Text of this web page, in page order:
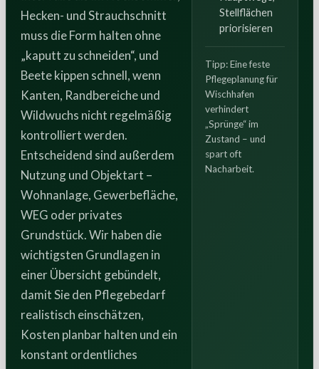
Hecken- und Strauchschnitt
muss die Form halten ohne
„kaputt zu schneiden“, und
Beete kippen schnell, wenn
Kanten, Randbereiche und
Wildwuchs nicht regelmäßig
kontrolliert werden.
Entscheidend sind außerdem
Nutzung und Objektart –
Wohnanlage, Gewerbefläche,
WEG oder privates
Grundstück. Wir haben die
wichtigsten Grundlagen in
einer Übersicht gebündelt,
damit Sie den Pflegebedarf
realistisch einschätzen,
Kosten planbar halten und ein
konstant ordentliches
Stellflächen
priorisieren
Tipp: Eine feste
Pflegeplanung für
Wischhafen
verhindert
„Sprünge“ im
Zustand – und
spart oft
Nacharbeit.